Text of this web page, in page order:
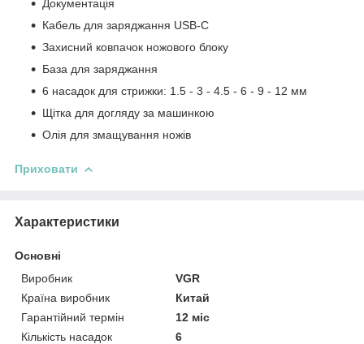
Документація
Кабель для заряджання USB-C
Захисний ковпачок ножового блоку
База для заряджання
6 насадок для стрижки: 1.5 - 3 - 4.5 - 6 - 9 - 12 мм
Щітка для догляду за машинкою
Олія для змащування ножів
Приховати
Характеристики
Основні
Виробник
VGR
Країна виробник
Китай
Гарантійний термін
12 міс
Кількість насадок
6